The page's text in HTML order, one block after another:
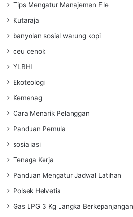
Tips Mengatur Manajemen File
Kutaraja
banyolan sosial warung kopi
ceu denok
YLBHI
Ekoteologi
Kemenag
Cara Menarik Pelanggan
Panduan Pemula
sosialiasi
Tenaga Kerja
Panduan Mengatur Jadwal Latihan
Polsek Helvetia
Gas LPG 3 Kg Langka Berkepanjangan